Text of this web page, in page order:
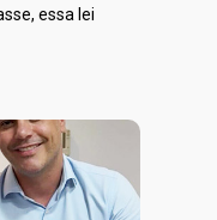
essa lei